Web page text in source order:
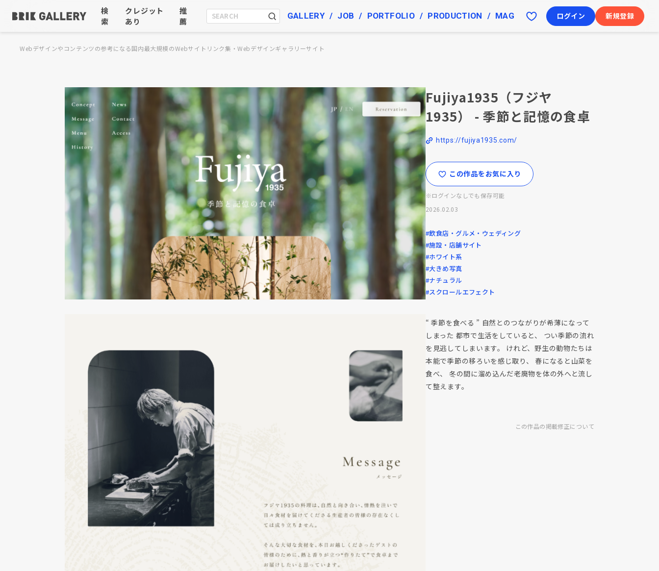
検
索
クレジット
あり
推
薦
GALLERY JOB PORTFOLIO PRODUCTION MAG ログイン 新規登録
Webデザインやコンテンツの参考になる国内最大規模のWebサイトリンク集・Webデザインギャラリーサイト
Fujiya1935（フジヤ
1935） - 季節と記憶の食卓
https://fujiya1935.com/
この作品をお気に入り
※ログインなしでも保存可能
2026.02.03
#飲食店・グルメ・ウェディング
#施設・店舗サイト
#ホワイト系
#大きめ写真
#ナチュラル
#スクロールエフェクト
“ 季節を食べる ” 自然とのつながりが希薄になって
しまった 都市で生活をしていると、 つい季節の流れ
を見逃してしまいます。 けれど、野生の動物たちは
本能で季節の移ろいを感じ取り、 春になると山菜を
食べ、 冬の間に溜め込んだ老廃物を体の外へと流し
て整えます。
この作品の掲載修正について